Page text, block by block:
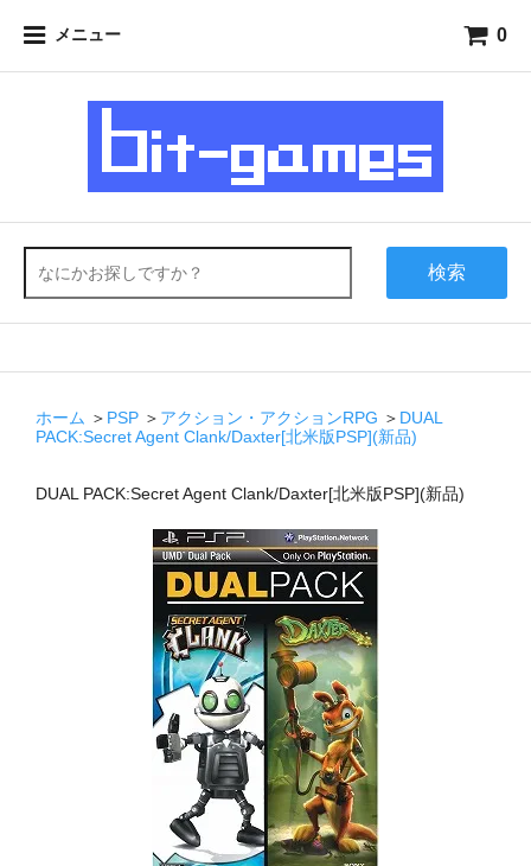
メニュー 0
検索
ホーム ＞ PSP ＞ アクション・アクションRPG ＞ DUAL
PACK:Secret Agent Clank/Daxter[北米版PSP](新品)
DUAL PACK:Secret Agent Clank/Daxter[北米版PSP](新品)